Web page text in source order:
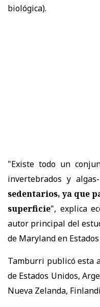
biológica).
"Existe todo un
invertebrados y
sedentarios, ya que
superficie", explica
autor principal del
de Maryland en
Tamburri publicó esta
de Estados Unidos,
Nueva Zelanda,